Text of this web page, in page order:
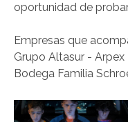
oportunidad de
Empresas que
Grupo Altasur -
Bodega Familia